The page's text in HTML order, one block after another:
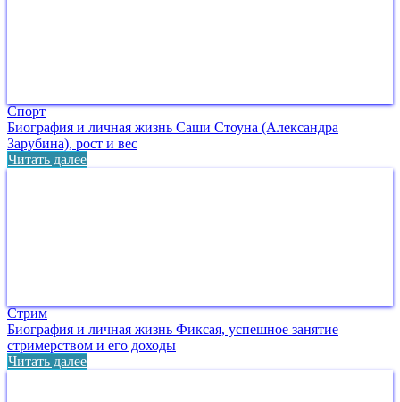
Спорт
Биография и личная жизнь Саши Стоуна (Александра
Зарубина), рост и вес
Читать далее
Стрим
Биография и личная жизнь Фиксая, успешное занятие
стримерством и его доходы
Читать далее